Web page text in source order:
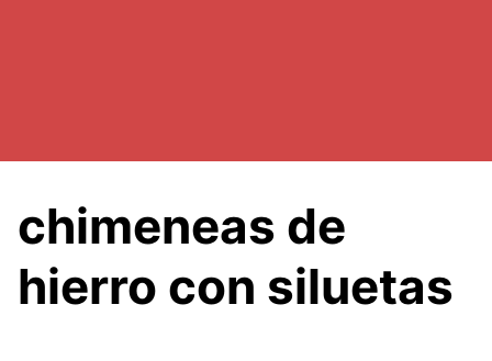
chimeneas de
hierro con siluetas